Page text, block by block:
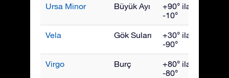
Ursa Minor Büyük Ayı
+90° ila
-10°
Vela Gök Suları
+30° ila
-90°
Virgo Burç
+80° ila
-80°